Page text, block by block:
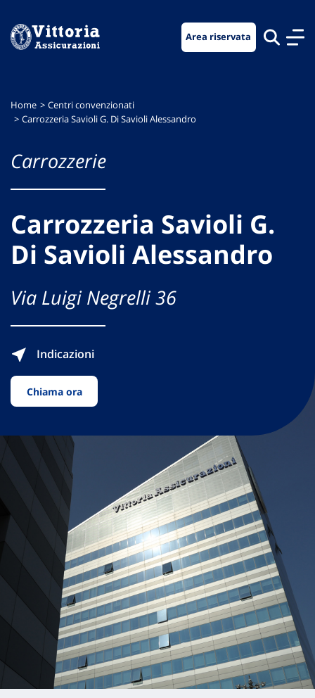
menu
contenuto
footer
Area riservata
Home
Centri convenzionati
Carrozzeria Savioli G. Di Savioli Alessandro
Carrozzerie
Carrozzeria Savioli G.
Di Savioli Alessandro
Via Luigi Negrelli 36
Indicazioni
Chiama ora